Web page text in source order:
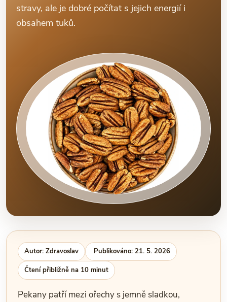
stravy, ale je dobré počítat s jejich energií i
obsahem tuků.
Autor: Zdravoslav Publikováno: 21. 5. 2026
Čtení přibližně na 10 minut
Pekany patří mezi ořechy s jemně sladkou,